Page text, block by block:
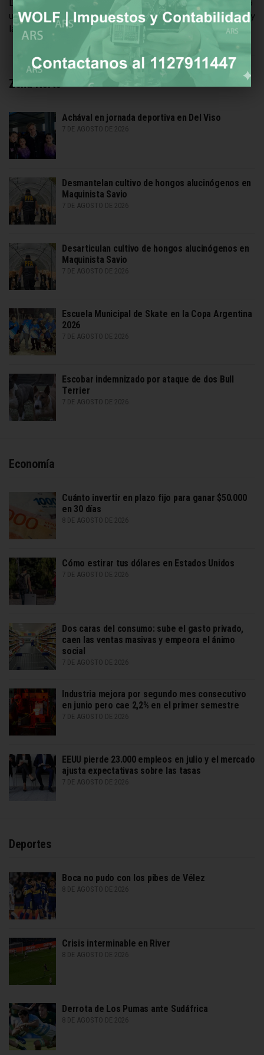
un accidente cuando la licuadora que estaba usando explotó y
la dejó en shock, con restos […]
Zona Norte
Achával en jornada deportiva en Del Viso
7 DE AGOSTO DE 2026
Desmantelan cultivo de hongos alucinógenos en
Maquinista Savio
7 DE AGOSTO DE 2026
Desarticulan cultivo de hongos alucinógenos en
Maquinista Savio
7 DE AGOSTO DE 2026
Escuela Municipal de Skate en la Copa Argentina
2026
7 DE AGOSTO DE 2026
Escobar indemnizado por ataque de dos Bull
Terrier
7 DE AGOSTO DE 2026
Economía
Cuánto invertir en plazo fijo para ganar $50.000
en 30 días
8 DE AGOSTO DE 2026
Cómo estirar tus dólares en Estados Unidos
7 DE AGOSTO DE 2026
Dos caras del consumo: sube el gasto privado,
caen las ventas masivas y empeora el ánimo
social
7 DE AGOSTO DE 2026
Industria mejora por segundo mes consecutivo
en junio pero cae 2,2% en el primer semestre
7 DE AGOSTO DE 2026
EEUU pierde 23.000 empleos en julio y el mercado
ajusta expectativas sobre las tasas
7 DE AGOSTO DE 2026
Deportes
Boca no pudo con los pibes de Vélez
8 DE AGOSTO DE 2026
Crisis interminable en River
8 DE AGOSTO DE 2026
Derrota de Los Pumas ante Sudáfrica
8 DE AGOSTO DE 2026